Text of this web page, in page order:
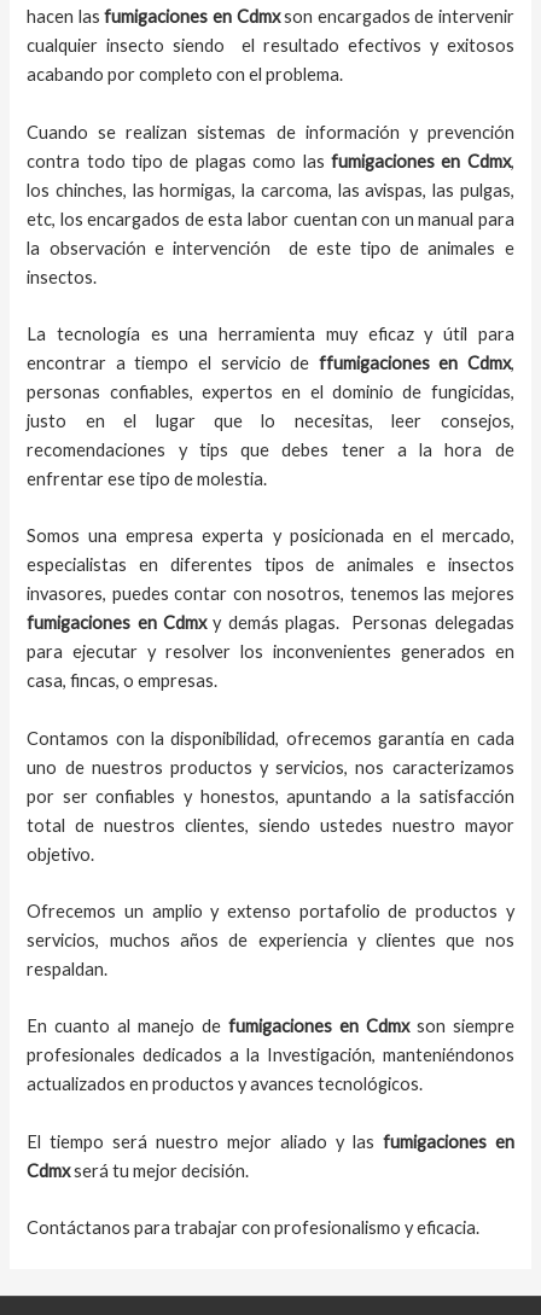
hacen las fumigaciones en Cdmxson encargados de intervenir
cualquier insecto siendo el resultado efectivos y exitosos
acabando por completo con el problema.
Cuando se realizan sistemas de información y prevención
contra todo tipo de plagas como las fumigacionesen Cdmx,
los chinches, las hormigas, la carcoma, las avispas, las pulgas,
etc, los encargados de esta labor cuentan con un manual para
la observación e intervención de este tipo de animales e
insectos.
La tecnología es una herramienta muy eficaz y útil para
encontrar a tiempo el servicio de ffumigaciones en Cdmx,
personas confiables, expertos en el dominio de fungicidas,
justo en el lugar que lo necesitas, leer consejos,
recomendaciones y tips que debes tener a la hora de
enfrentar ese tipo de molestia.
Somos una empresa experta y posicionada en el mercado,
especialistas en diferentes tipos de animales e insectos
invasores, puedes contar con nosotros, tenemos las mejores
fumigaciones en Cdmxy demás plagas. Personas delegadas
para ejecutar y resolver los inconvenientes generados en
casa, fincas, o empresas.
Contamos con la disponibilidad, ofrecemos garantía en cada
uno de nuestros productos y servicios, nos caracterizamos
por ser confiables y honestos, apuntando a la satisfacción
total de nuestros clientes, siendo ustedes nuestro mayor
objetivo.
Ofrecemos un amplio y extenso portafolio de productos y
servicios, muchos años de experiencia y clientes que nos
respaldan.
En cuanto almanejo de fumigaciones en Cdmx son siempre
profesionales dedicados a la Investigación, manteniéndonos
actualizados en productos y avances tecnológicos.
El tiempo será nuestro mejor aliado y las fumigaciones en
Cdmxserá tu mejor decisión.
Contáctanos para trabajar con profesionalismo y eficacia.